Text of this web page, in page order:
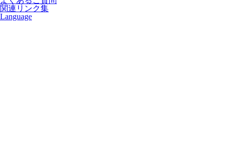
関連リンク集
Language